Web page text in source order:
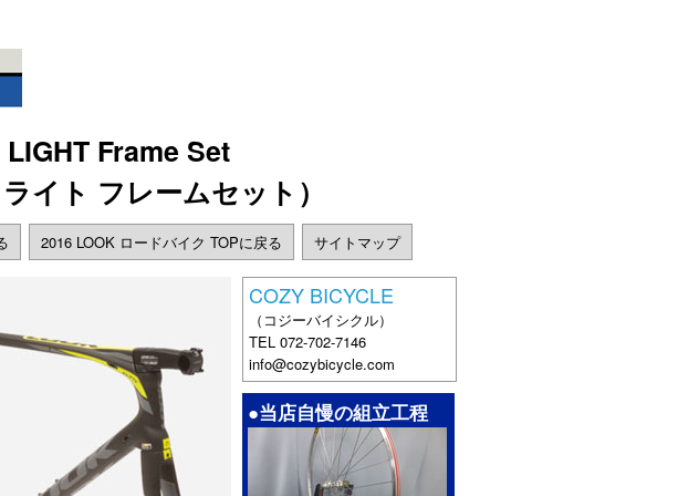
Frame Set
イト フレームセット）
2016 LOOK ロードバイク TOPに戻る サイトマップ
COZY BICYCLE
（コジーバイシクル）
TEL 072-702-7146
info@cozybicycle.com
●当店自慢の組立工程